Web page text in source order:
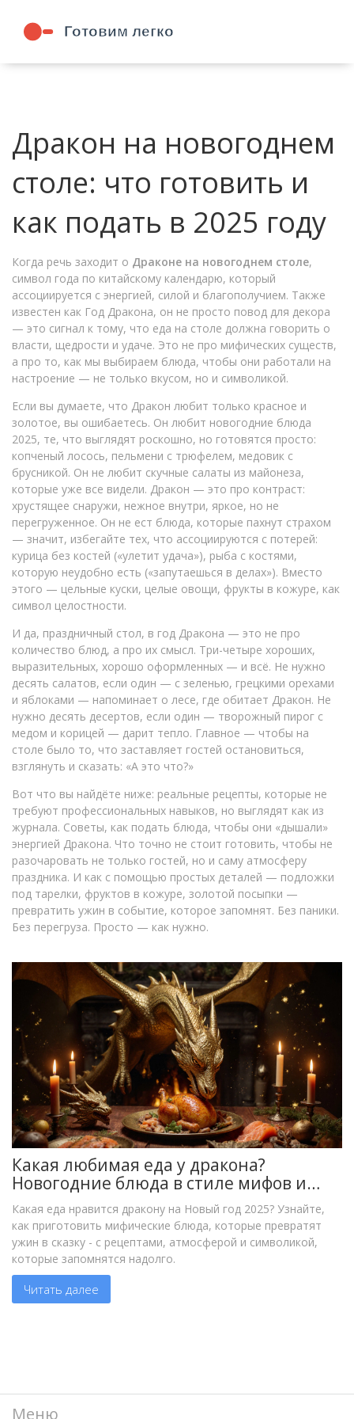
Дракон на новогоднем
столе: что готовить и
как подать в 2025 году
Когда речь заходит о Драконе на новогоднем столе,
символ года по китайскому календарю, который
ассоциируется с энергией, силой и благополучием. Также
известен как Год Дракона, он не просто повод для декора
— это сигнал к тому, что еда на столе должна говорить о
власти, щедрости и удаче. Это не про мифических существ,
а про то, как мы выбираем блюда, чтобы они работали на
настроение — не только вкусом, но и символикой.
Если вы думаете, что Дракон любит только красное и
золотое, вы ошибаетесь. Он любит новогодние блюда
2025, те, что выглядят роскошно, но готовятся просто:
копченый лосось, пельмени с трюфелем, медовик с
брусникой. Он не любит скучные салаты из майонеза,
которые уже все видели. Дракон — это про контраст:
хрустящее снаружи, нежное внутри, яркое, но не
перегруженное. Он не ест блюда, которые пахнут страхом
— значит, избегайте тех, что ассоциируются с потерей:
курица без костей («улетит удача»), рыба с костями,
которую неудобно есть («запутаешься в делах»). Вместо
этого — цельные куски, целые овощи, фрукты в кожуре, как
символ целостности.
И да, праздничный стол, в год Дракона — это не про
количество блюд, а про их смысл. Три-четыре хороших,
выразительных, хорошо оформленных — и всё. Не нужно
десять салатов, если один — с зеленью, грецкими орехами
и яблоками — напоминает о лесе, где обитает Дракон. Не
нужно десять десертов, если один — творожный пирог с
медом и корицей — дарит тепло. Главное — чтобы на
столе было то, что заставляет гостей остановиться,
взглянуть и сказать: «А это что?»
Вот что вы найдёте ниже: реальные рецепты, которые не
требуют профессиональных навыков, но выглядят как из
журнала. Советы, как подать блюда, чтобы они «дышали»
энергией Дракона. Что точно не стоит готовить, чтобы не
разочаровать не только гостей, но и саму атмосферу
праздника. И как с помощью простых деталей — подложки
под тарелки, фруктов в кожуре, золотой посыпки —
превратить ужин в событие, которое запомнят. Без паники.
Без перегруза. Просто — как нужно.
Какая любимая еда у дракона?
Новогодние блюда в стиле мифов и
легенд
Какая еда нравится дракону на Новый год 2025? Узнайте,
как приготовить мифические блюда, которые превратят
ужин в сказку - с рецептами, атмосферой и символикой,
которые запомнятся надолго.
Читать далее
Меню